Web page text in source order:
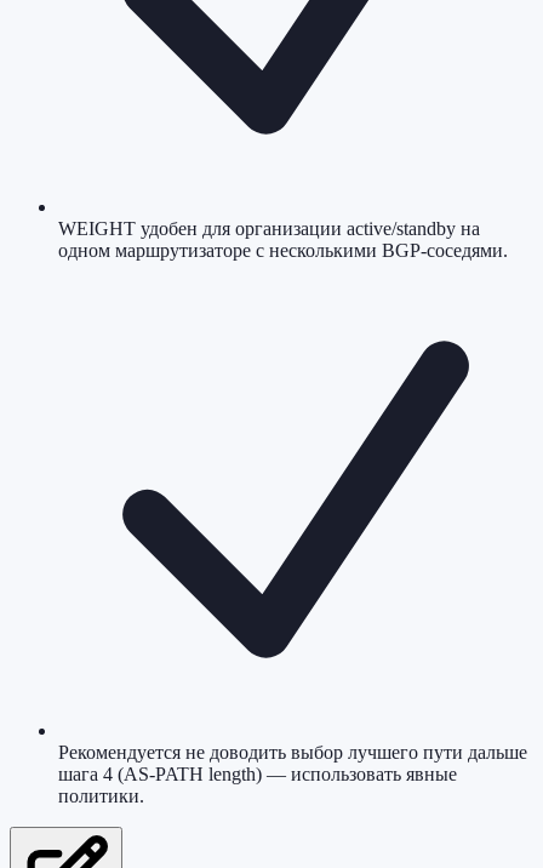
WEIGHT удобен для организации active/standby на
одном маршрутизаторе с несколькими BGP-соседями.
Рекомендуется не доводить выбор лучшего пути дальше
шага 4 (AS-PATH length) — использовать явные
политики.